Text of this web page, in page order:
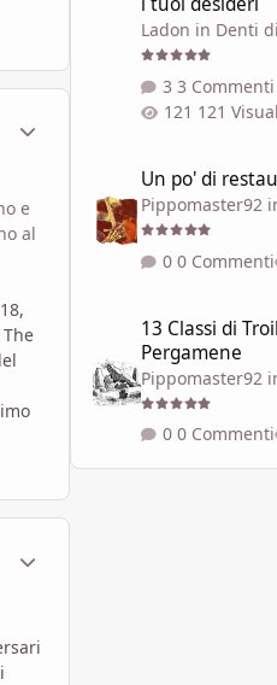
Statistiche Autore
e
al
Ladon in Denti
3 Commenti
121
Un po' di
Pippomaster92
0 Commenti
13 Classi di
Pergamene
Pippomaster92
0 Commenti